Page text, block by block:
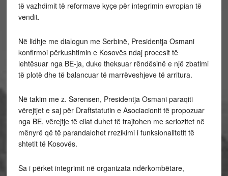
të vazhdimit të reformave kyçe për integrimin evropian të
vendit.
Në lidhje me dialogun me Serbinë, Presidentja Osmani
konfirmoi përkushtimin e Kosovës ndaj procesit të
lehtësuar nga BE-ja, duke theksuar rëndësinë e një zbatimi
të plotë dhe të balancuar të marrëveshjeve të arritura.
Në takim me z. Sørensen, Presidentja Osmani paraqiti
vërejtjet e saj për Draftstatutin e Asociacionit të propozuar
nga BE, vërejtje të cilat duhet të trajtohen me seriozitet në
mënyrë që të parandalohet rrezikimi i funksionalitetit të
shtetit të Kosovës.
Sa i përket integrimit në organizata ndërkombëtare,